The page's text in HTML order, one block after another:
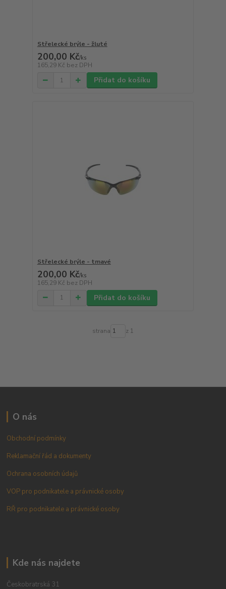
Střelecké brýle - žluté
200,00 Kč/ks
165,29 Kč bez DPH
Přidat do košíku
Střelecké brýle - tmavé
200,00 Kč/ks
165,29 Kč bez DPH
Přidat do košíku
strana z 1
O nás
Obchodní podmínky
Reklamační řád a dokumenty
Ochrana osobních údajů
VOP pro podnikatele a právnické osoby
RŘ pro podnikatele a právnické osoby
Kde nás najdete
Českobratrská 31